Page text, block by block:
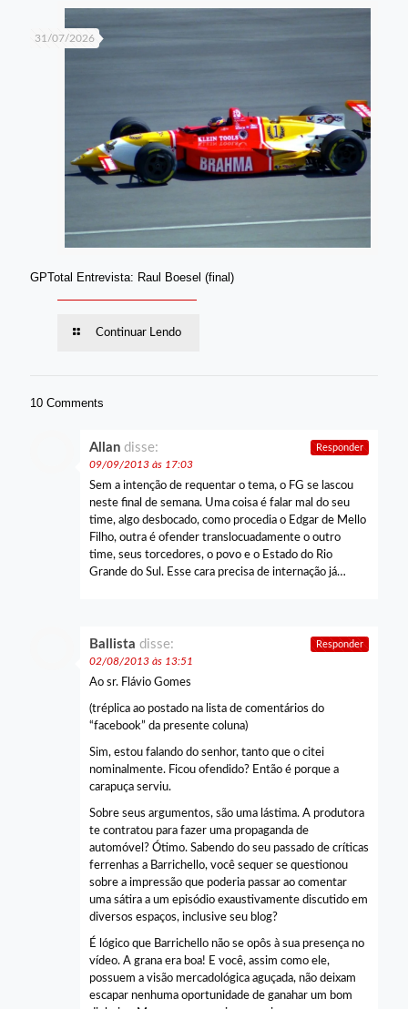
31/07/2026
GPTotal Entrevista: Raul Boesel (final)
Continuar Lendo
10 Comments
Allan disse:
09/09/2013 às 17:03
Sem a intenção de requentar o tema, o FG se lascou
neste final de semana. Uma coisa é falar mal do seu
time, algo desbocado, como procedia o Edgar de Mello
Filho, outra é ofender translocuadamente o outro
time, seus torcedores, o povo e o Estado do Rio
Grande do Sul. Esse cara precisa de internação já…
Responder
Ballista disse:
02/08/2013 às 13:51
Ao sr. Flávio Gomes
(tréplica ao postado na lista de comentários do
“facebook” da presente coluna)
Sim, estou falando do senhor, tanto que o citei
nominalmente. Ficou ofendido? Então é porque a
carapuça serviu.
Sobre seus argumentos, são uma lástima. A produtora
te contratou para fazer uma propaganda de
automóvel? Ótimo. Sabendo do seu passado de críticas
ferrenhas a Barrichello, você sequer se questionou
sobre a impressão que poderia passar ao comentar
uma sátira a um episódio exaustivamente discutido em
diversos espaços, inclusive seu blog?
É lógico que Barrichello não se opôs à sua presença no
vídeo. A grana era boa! E você, assim como ele,
possuem a visão mercadológica aguçada, não deixam
escapar nenhuma oportunidade de ganahar um bom
Responder